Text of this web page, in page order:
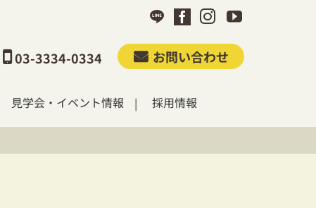
03-3334-0334 お問い合わせ
見学会・イベント情報 採用情報